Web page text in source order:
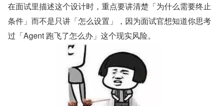
在面试里描述这个设计时，重点要讲清楚「为什么需要终止
条件」而不是只讲「怎么设置」，因为面试官想知道你思考
过「Agent 跑飞了怎么办」这个现实风险。